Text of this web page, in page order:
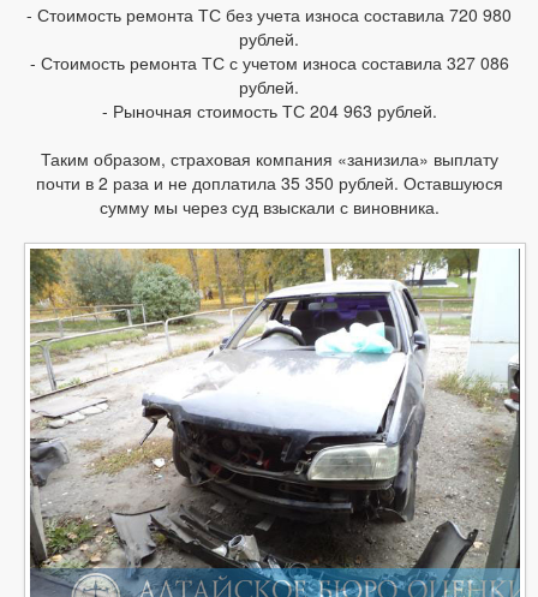
- Стоимость ремонта ТС без учета износа составила 720 980
рублей.
- Стоимость ремонта ТС с учетом износа составила 327 086
рублей.
- Рыночная стоимость ТС 204 963 рублей.
Таким образом, страховая компания «занизила» выплату
почти в 2 раза и не доплатила 35 350 рублей. Оставшуюся
сумму мы через суд взыскали с виновника.